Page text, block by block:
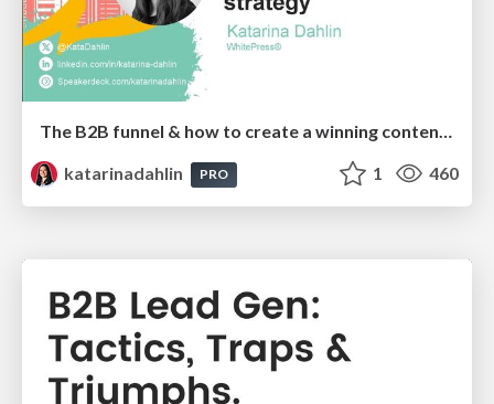
The B2B funnel & how to create a winning content strategy
katarinadahlin
PRO 1 460